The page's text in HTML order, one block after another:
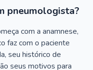
pneumologista?
com a anamnese,
faz com o paciente
seu histórico de
seus motivos para